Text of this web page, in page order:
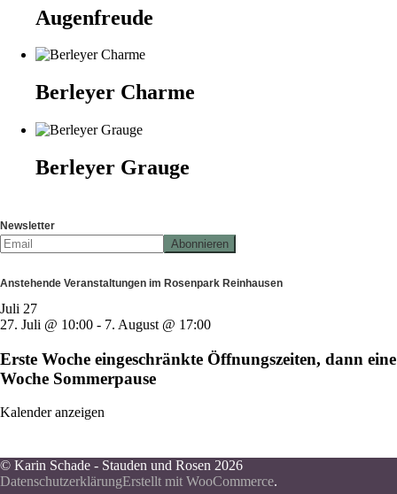
Augenfreude
Berleyer Charme
Berleyer Grauge
Newsletter
Anstehende Veranstaltungen im Rosenpark Reinhausen
Juli 27
27. Juli @ 10:00 - 7. August @ 17:00
Erste Woche eingeschränkte Öffnungszeiten, dann eine
Woche Sommerpause
Kalender anzeigen
© Karin Schade - Stauden und Rosen 2026
DatenschutzerklärungErstellt mit WooCommerce.